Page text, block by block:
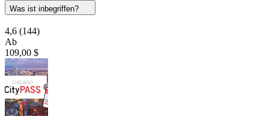
Was ist inbegriffen?
4,6 (144)
Ab
109,00 $